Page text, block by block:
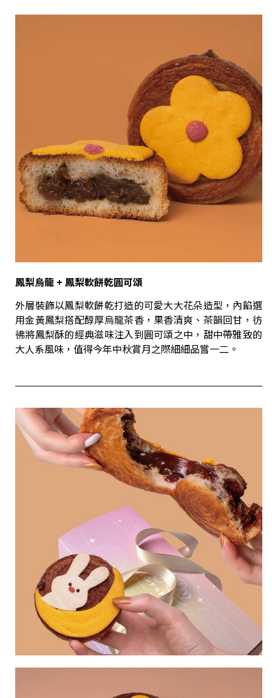
鳳梨烏龍 + 鳳梨軟餅乾圓可頌
外層裝飾以鳳梨軟餅乾打造的可愛大大花朵造型，內餡選
用金黃鳳梨搭配醇厚烏龍茶香，果香清爽、茶韻回甘，彷
彿將鳳梨酥的經典滋味注入到圓可頌之中，甜中帶雅致的
大人系風味，值得今年中秋賞月之際細細品嘗一二。